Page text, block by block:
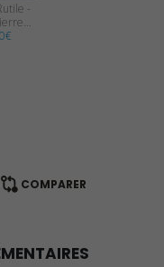
-
€
COMPARER